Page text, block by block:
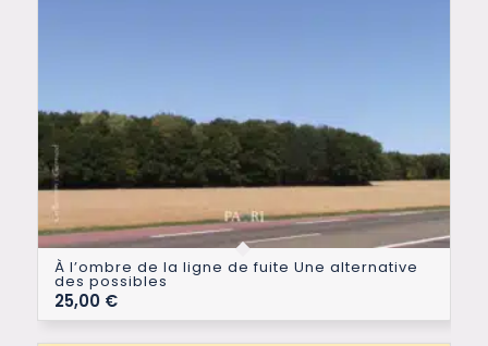
À l’ombre de la ligne de fuite Une alternative
des possibles
25,00 €